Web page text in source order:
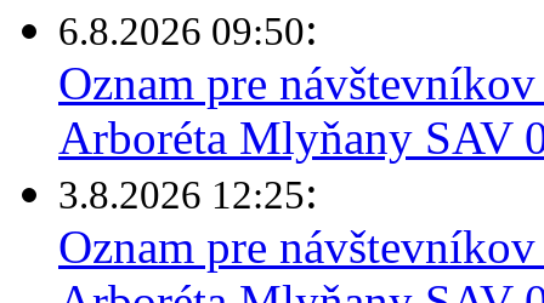
6.8.2026 09:50:
Oznam pre
Arboréta Mlyňany SAV
3.8.2026 12:25:
Oznam pre